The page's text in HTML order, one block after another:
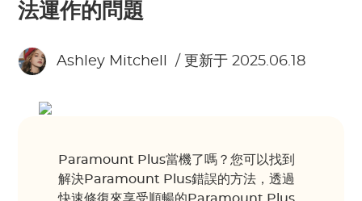
法運作的問題
Ashley Mitchell / 更新于 2025.06.18
Paramount Plus當機了嗎？您可以找到
解決Paramount Plus錯誤的方法，透過